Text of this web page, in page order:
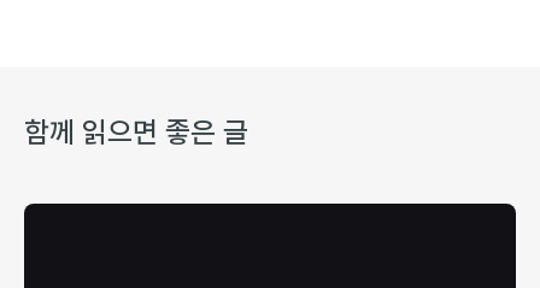
함께 읽으면 좋은 글